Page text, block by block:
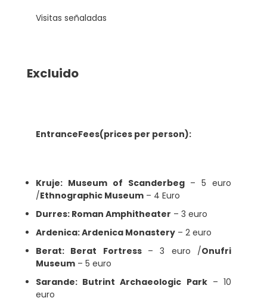
Visitas señaladas
Excluido
EntranceFees(prices per person):
Kruje: Museum of Scanderbeg– 5 euro
/Ethnographic Museum – 4 Euro
Durres: Roman Amphitheater – 3 euro
Ardenica: Ardenica Monastery – 2 euro
Berat: Berat Fortress – 3 euro /Onufri
Museum – 5 euro
Sarande: Butrint Archaeologic Park– 10
euro